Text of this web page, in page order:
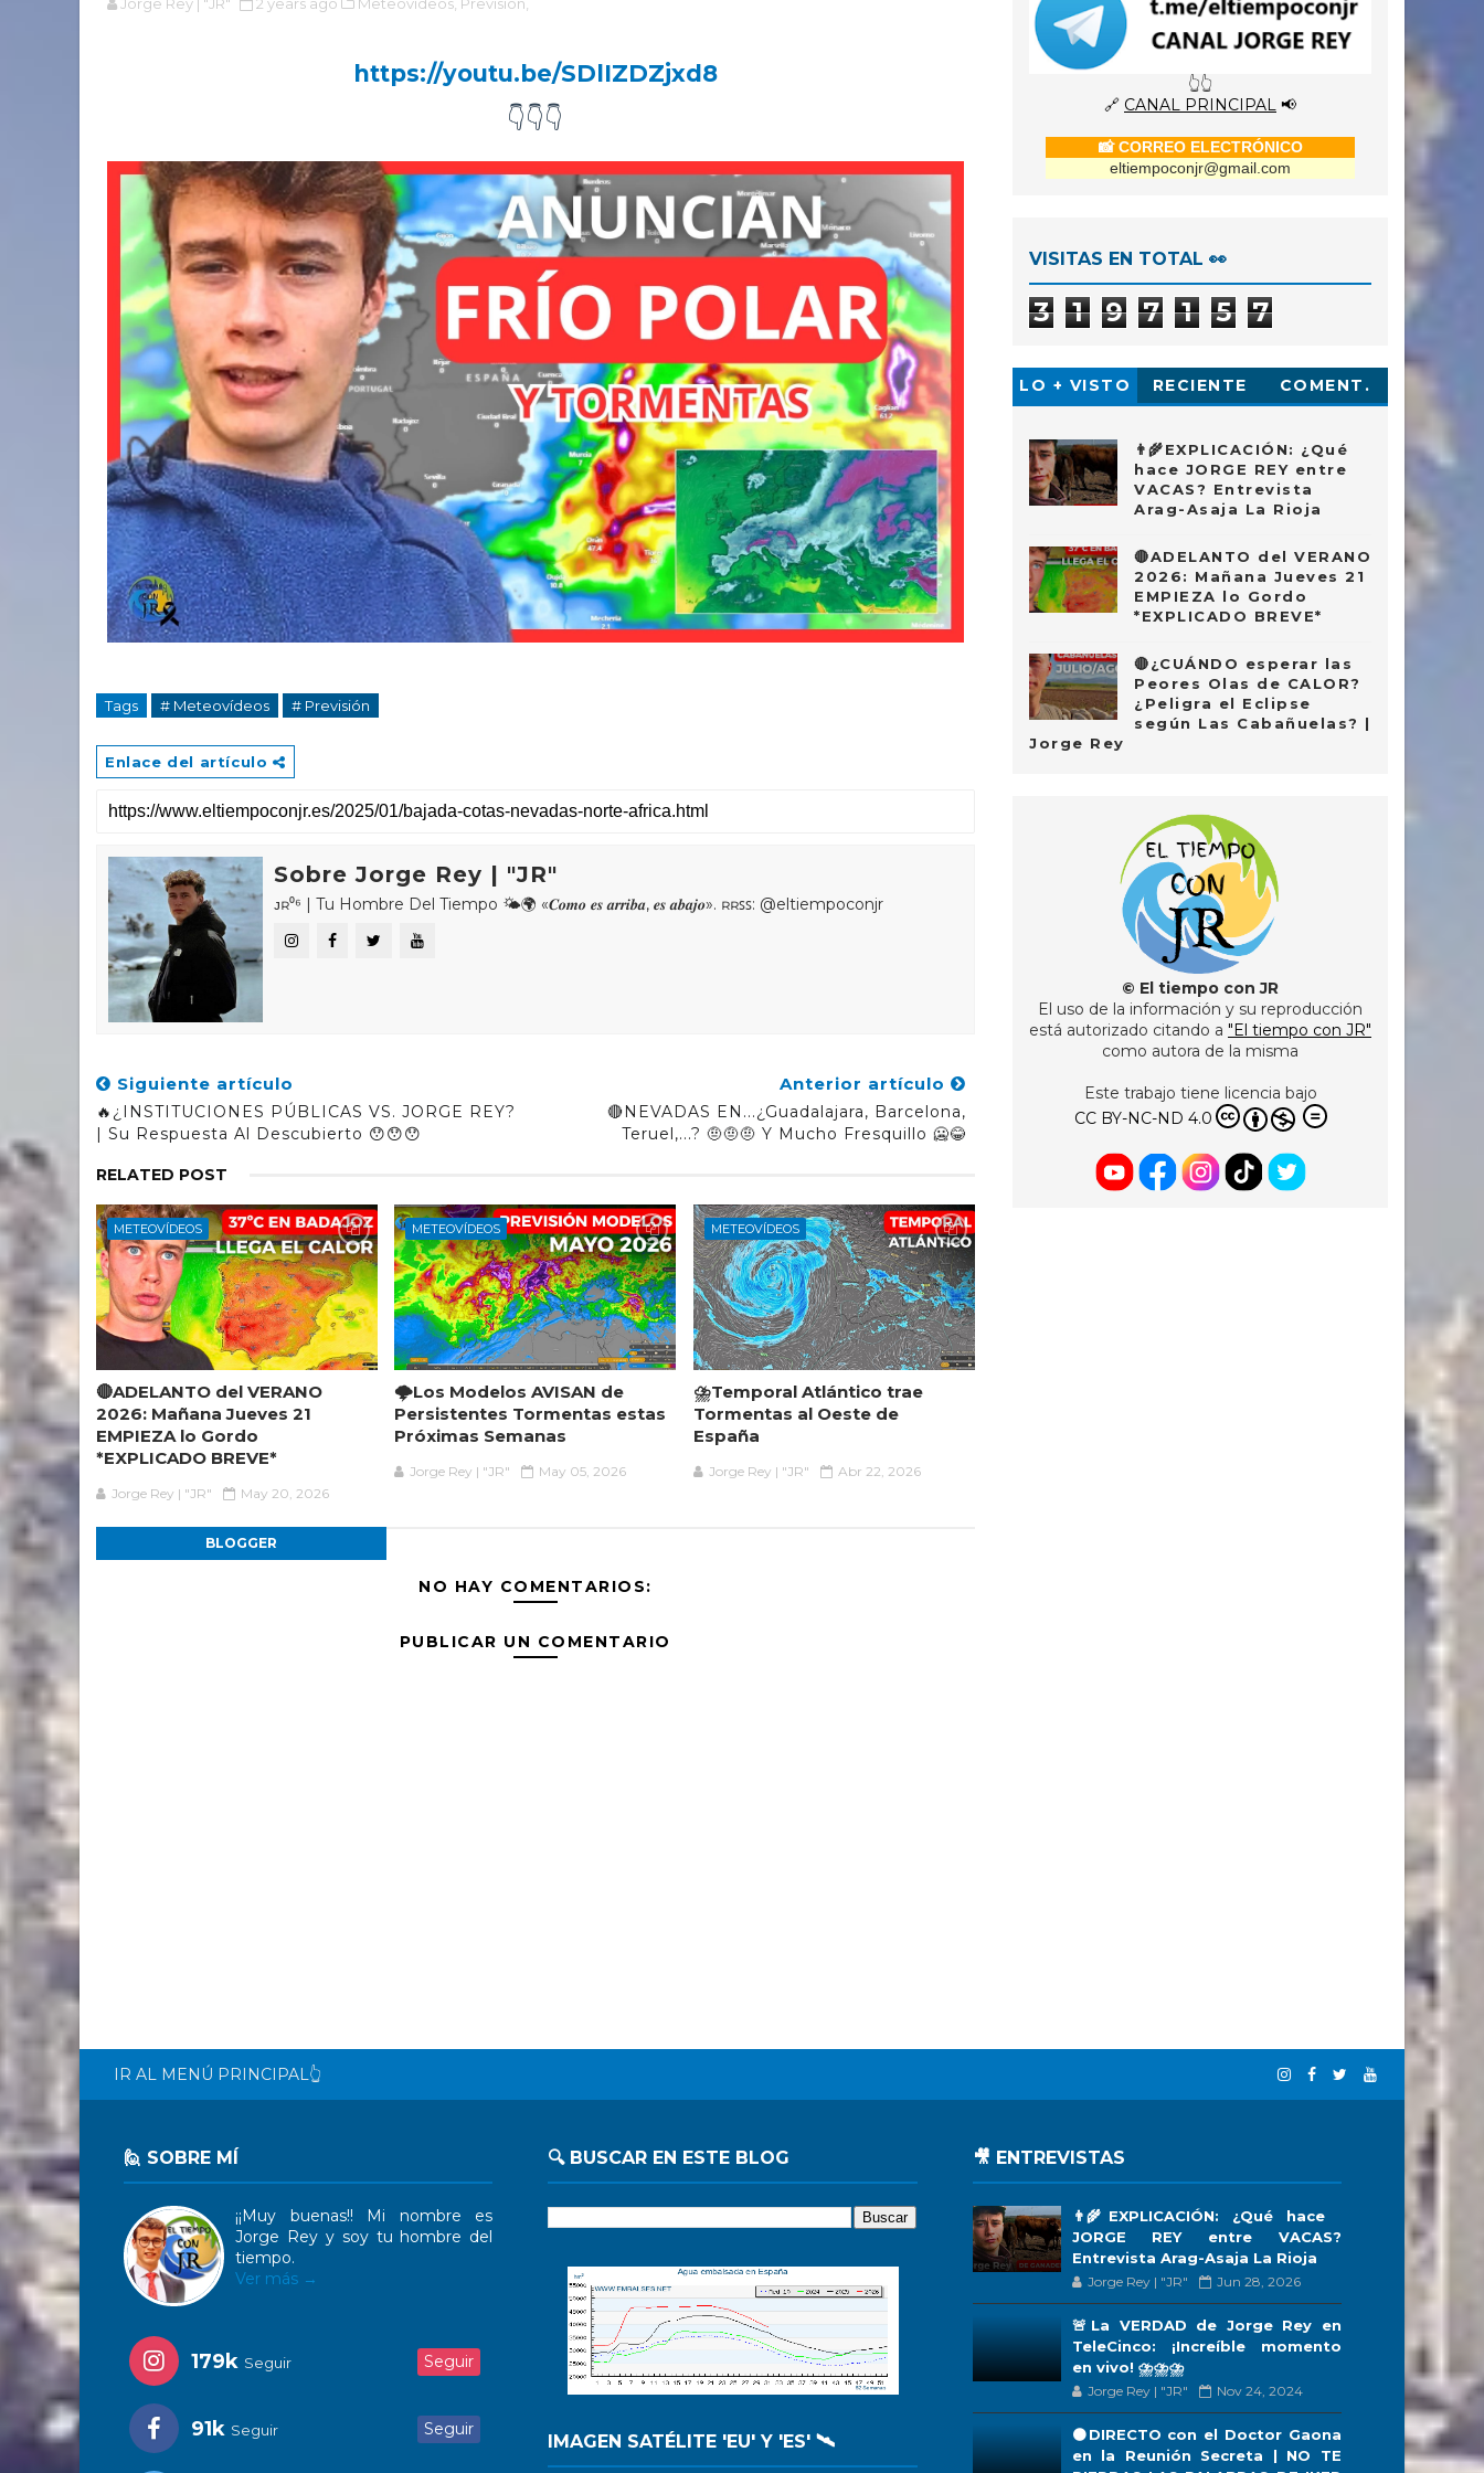
https://youtu.be/SDlIZDZjxd8
👇👇👇
Tags # Meteovídeos # Previsión
Enlace del artículo
Sobre Jorge Rey | "JR"
ᴊʀ⁰⁶ | Tu Hombre Del Tiempo 🌤🌍 «𝑪𝒐𝒎𝒐 𝒆𝒔 𝒂𝒓𝒓𝒊𝒃𝒂, 𝒆𝒔 𝒂𝒃𝒂𝒋𝒐». ʀʀꜱꜱ: @eltiempoconjr
Siguiente artículo
🔥¿INSTITUCIONES PÚBLICAS VS. JORGE REY?
| Su Respuesta Al Descubierto 😯😯😯
Anterior artículo
🔴NEVADAS EN...¿Guadalajara, Barcelona,
Teruel,...? 🤨🤨🤨 Y Mucho Fresquillo 🥶😂
RELATED POST
METEOVÍDEOS
🔴ADELANTO del VERANO
2026: Mañana Jueves 21
EMPIEZA lo Gordo
*EXPLICADO BREVE*
Jorge Rey | "JR" May 20, 2026
METEOVÍDEOS
🌩️Los Modelos AVISAN de
Persistentes Tormentas estas
Próximas Semanas
Jorge Rey | "JR" May 05, 2026
METEOVÍDEOS
⛈️Temporal Atlántico trae
Tormentas al Oeste de
España
Jorge Rey | "JR" Abr 22, 2026
BLOGGER
NO HAY COMENTARIOS:
PUBLICAR UN COMENTARIO
👆👆
🔗 CANAL PRINCIPAL 📢
📸 CORREO ELECTRÓNICO
eltiempoconjr@gmail.com
VISITAS EN TOTAL 👀
3 1 9 7 1 5 7
LO + VISTO RECIENTE COMENT.
👨‍🌾EXPLICACIÓN: ¿Qué
hace JORGE REY entre
VACAS? Entrevista
Arag-Asaja La Rioja
🔴ADELANTO del VERANO
2026: Mañana Jueves 21
EMPIEZA lo Gordo
*EXPLICADO BREVE*
🔴¿CUÁNDO esperar las
Peores Olas de CALOR?
¿Peligra el Eclipse
según Las Cabañuelas? |
Jorge Rey
© El tiempo con JR
El uso de la información y su reproducción
está autorizado citando a "El tiempo con JR"
como autora de la misma
Este trabajo tiene licencia bajo
CC BY-NC-ND 4.0
IR AL MENÚ PRINCIPAL👆
🙋 SOBRE MÍ
¡¡Muy buenas!! Mi nombre es
Jorge Rey y soy tu hombre del
tiempo.
Ver más →
179k Seguir Seguir
91k Seguir Seguir
🔍 BUSCAR EN ESTE BLOG
IMAGEN SATÉLITE 'EU' Y 'ES' 🛰️
🎥 ENTREVISTAS
👨‍🌾EXPLICACIÓN: ¿Qué hace
JORGE REY entre VACAS?
Entrevista Arag-Asaja La Rioja
Jorge Rey | "JR" Jun 28, 2026
🚨La VERDAD de Jorge Rey en
TeleCinco: ¡Increíble momento
en vivo! ⛈️⛈️⛈️
Jorge Rey | "JR" Nov 24, 2024
🟠DIRECTO con el Doctor Gaona
en la Reunión Secreta | NO TE